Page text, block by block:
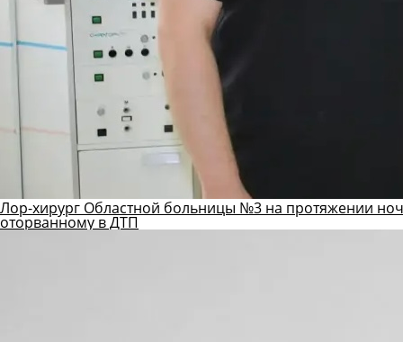
Лор-хирург Областной больницы №3 на протяжении
оторванному в ДТП